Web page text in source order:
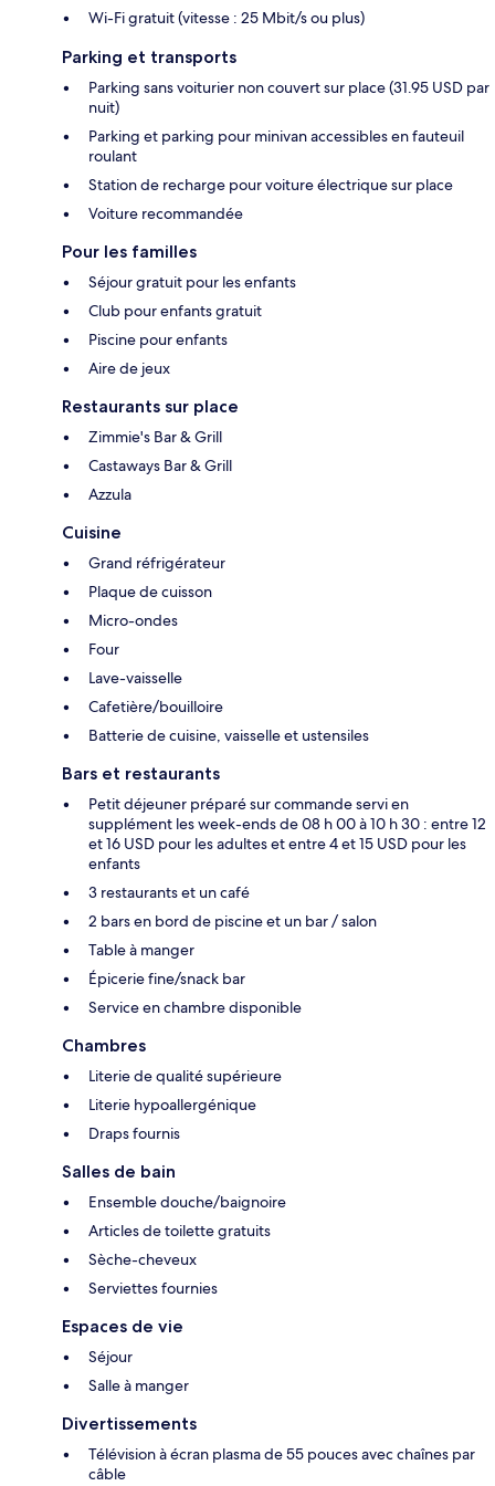
Wi-Fi gratuit (vitesse : 25 Mbit/s ou plus)
Parking et transports
Parking sans voiturier non couvert sur place (31.95 USD par
nuit)
Parking et parking pour minivan accessibles en fauteuil
roulant
Station de recharge pour voiture électrique sur place
Voiture recommandée
Pour les familles
Séjour gratuit pour les enfants
Club pour enfants gratuit
Piscine pour enfants
Aire de jeux
Restaurants sur place
Zimmie's Bar & Grill
Castaways Bar & Grill
Azzula
Cuisine
Grand réfrigérateur
Plaque de cuisson
Micro-ondes
Four
Lave-vaisselle
Cafetière/bouilloire
Batterie de cuisine, vaisselle et ustensiles
Bars et restaurants
Petit déjeuner préparé sur commande servi en
supplément les week-ends de 08 h 00 à 10 h 30 : entre 12
et 16 USD pour les adultes et entre 4 et 15 USD pour les
enfants
3 restaurants et un café
2 bars en bord de piscine et un bar / salon
Table à manger
Épicerie fine/snack bar
Service en chambre disponible
Chambres
Literie de qualité supérieure
Literie hypoallergénique
Draps fournis
Salles de bain
Ensemble douche/baignoire
Articles de toilette gratuits
Sèche-cheveux
Serviettes fournies
Espaces de vie
Séjour
Salle à manger
Divertissements
Télévision à écran plasma de 55 pouces avec chaînes par
câble